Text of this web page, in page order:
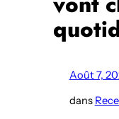
Août 7,
dans